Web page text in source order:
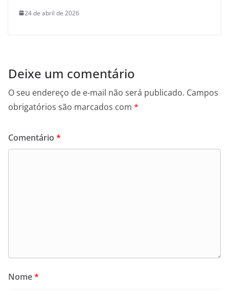
24 de abril de 2026
Deixe um comentário
O seu endereço de e-mail não será publicado. Campos
obrigatórios são marcados com *
Comentário *
Nome*